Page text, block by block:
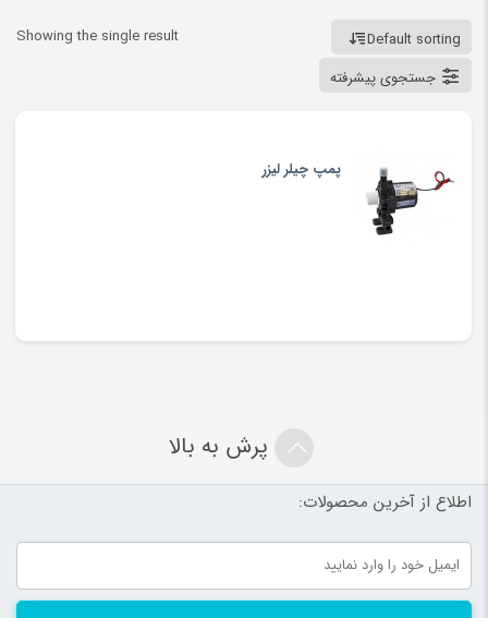
Showing the single result
Default sorting
جستجوی پیشرفته
پمپ چیلر لیزر
پرش به بالا
اطلاع از آخرین محصولات: